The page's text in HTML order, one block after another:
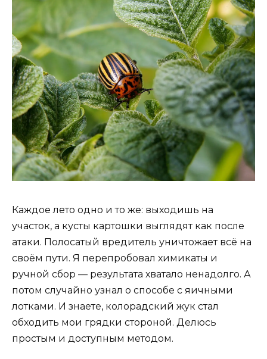
Каждое лето одно и то же: выходишь на
участок, а кусты картошки выглядят как после
атаки. Полосатый вредитель уничтожает всё на
своём пути. Я перепробовал химикаты и
ручной сбор — результата хватало ненадолго. А
потом случайно узнал о способе с яичными
лотками. И знаете, колорадский жук стал
обходить мои грядки стороной. Делюсь
простым и доступным методом.